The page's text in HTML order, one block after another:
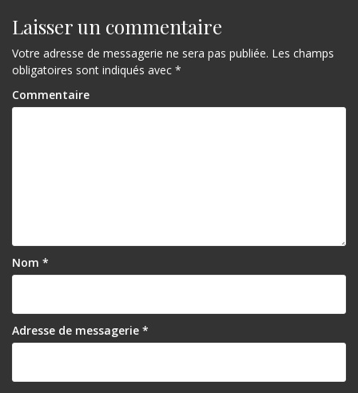
Laisser un commentaire
Votre adresse de messagerie ne sera pas publiée. Les champs
obligatoires sont indiqués avec *
Commentaire
Nom *
Adresse de messagerie *